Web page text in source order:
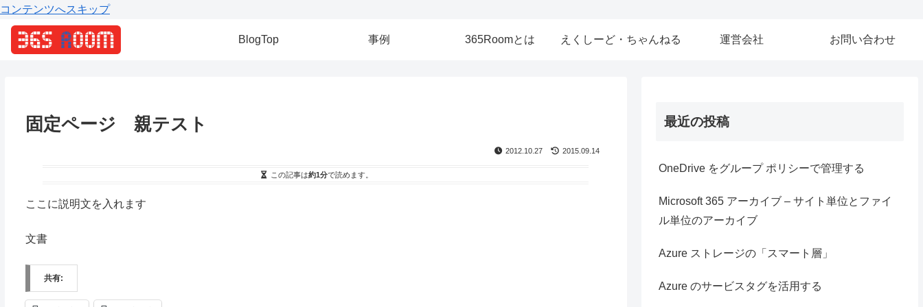
コンテンツへスキップ
BlogTop 事例 365Roomとは えくしーど・ちゃんねる 運営会社 お問い合わせ
固定ページ 親テスト
2012.10.27 2015.09.14
この記事は約1分で読めます。
ここに説明文を入れます
文書
共有:
最近の投稿
OneDrive をグループ ポリシーで管理する
Microsoft 365 アーカイブ – サイト単位とファイ
ル単位のアーカイブ
Azure ストレージの「スマート層」
Azure のサービスタグを活用する